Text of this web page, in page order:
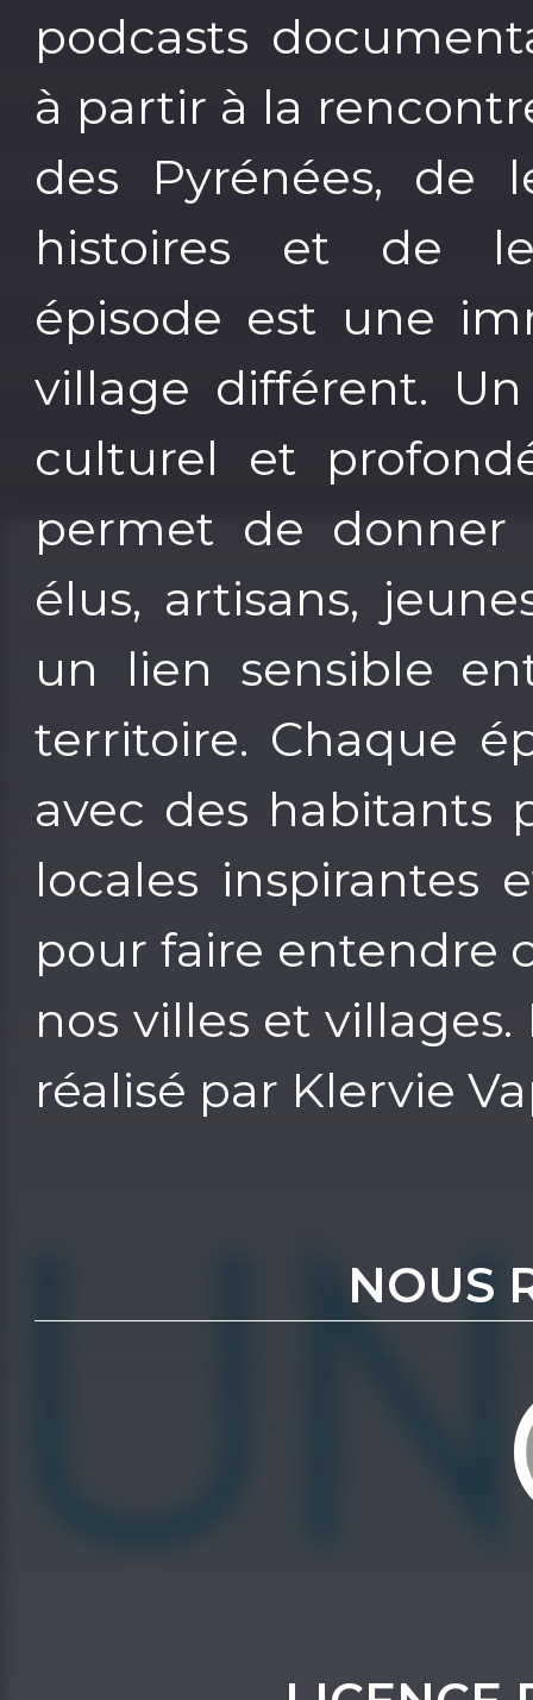
podcasts
à partir à la
des Pyrénées, de
histoires et de
épisode est une
village différent.
culturel et
permet de donner
élus, artisans,
un lien sensible
territoire. Chaque
avec des habitants
locales inspirantes
pour faire entendre
nos villes et
réalisé par Klervie
NOUS